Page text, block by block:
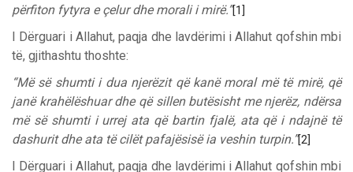
përfiton fytyra e çelur dhe morali i mirë.”[1]
I Dërguari i Allahut, paqja dhe lavdërimi i Allahut qofshin mbi
të, gjithashtu thoshte:
“Më së shumti i dua njerëzit që kanë moral më të mirë, që
janë krahëlëshuar dhe që sillen butësisht me njerëz, ndërsa
më së shumti i urrej ata që bartin fjalë, ata që i ndajnë të
dashurit dhe ata të cilët pafajësisë ia veshin turpin.”[2]
I Dërguari i Allahut, paqja dhe lavdërimi i Allahut qofshin mbi